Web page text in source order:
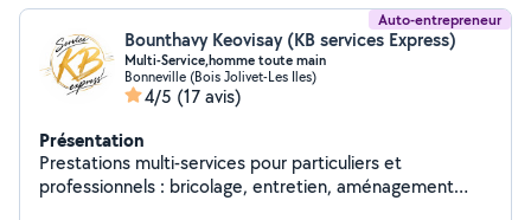
Auto-entrepreneur
Bounthavy Keovisay (KB services Express)
Multi-Service,homme toute main
Bonneville (Bois Jolivet-Les Iles)
4/5 (17 avis)
Présentation
Prestations multi-services pour particuliers et
professionnels : bricolage, entretien, aménagement